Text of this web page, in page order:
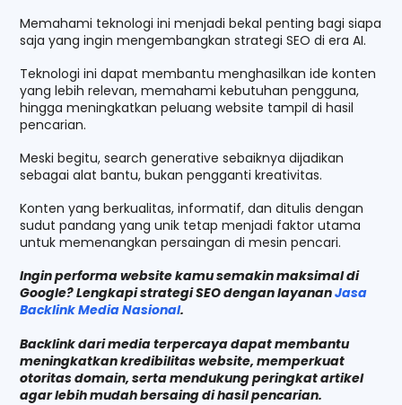
Memahami teknologi ini menjadi bekal penting bagi siapa
saja yang ingin mengembangkan strategi SEO di era AI.
Teknologi ini dapat membantu menghasilkan ide konten
yang lebih relevan, memahami kebutuhan pengguna,
hingga meningkatkan peluang website tampil di hasil
pencarian.
Meski begitu, search generative sebaiknya dijadikan
sebagai alat bantu, bukan pengganti kreativitas.
Konten yang berkualitas, informatif, dan ditulis dengan
sudut pandang yang unik tetap menjadi faktor utama
untuk memenangkan persaingan di mesin pencari.
Ingin performa website kamu semakin maksimal di
Google? Lengkapi strategi SEO dengan layananJasa
Backlink Media Nasional.
Backlink dari media terpercaya dapat membantu
meningkatkan kredibilitas website, memperkuat
otoritas domain, serta mendukung peringkat artikel
agar lebih mudah bersaing di hasil pencarian.